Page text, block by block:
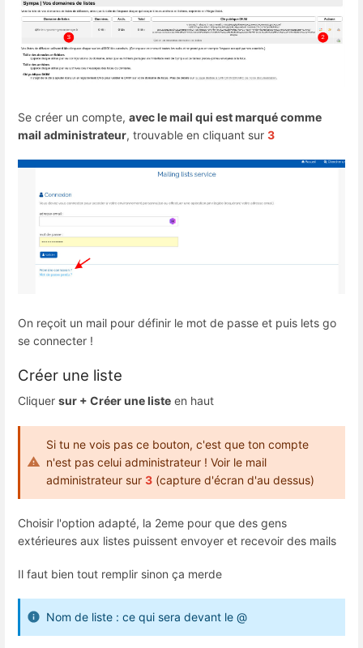
Se créer un compte, avec le mail qui est marqué comme
mail administrateur, trouvable en cliquant sur 3
On reçoit un mail pour définir le mot de passe et puis lets go
se connecter !
Créer une liste
Cliquer sur + Créer une liste en haut
Si tu ne vois pas ce bouton, c'est que ton compte
n'est pas celui administrateur ! Voir le mail
administrateur sur 3 (capture d'écran d'au dessus)
Choisir l'option adapté, la 2eme pour que des gens
extérieures aux listes puissent envoyer et recevoir des mails
Il faut bien tout remplir sinon ça merde
Nom de liste : ce qui sera devant le @